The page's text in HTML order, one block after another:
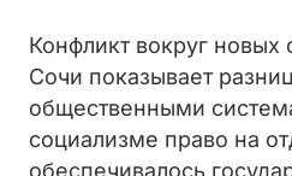
Конфликт вокруг новых
Сочи показывает
общественными
социализме право на
обеспечивалось